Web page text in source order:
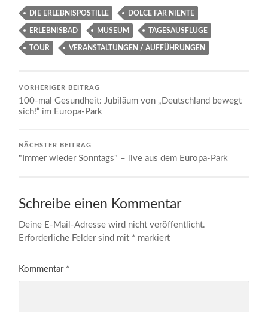
DIE ERLEBNISPOSTILLE DOLCE FAR NIENTE
ERLEBNISBAD MUSEUM TAGESAUSFLÜGE
TOUR VERANSTALTUNGEN / AUFFÜHRUNGEN
VORHERIGER BEITRAG
100-mal Gesundheit: Jubiläum von „Deutschland bewegt
sich!“ im Europa-Park
NÄCHSTER BEITRAG
"Immer wieder Sonntags" – live aus dem Europa-Park
Schreibe einen Kommentar
Deine E-Mail-Adresse wird nicht veröffentlicht.
Erforderliche Felder sind mit * markiert
Kommentar *